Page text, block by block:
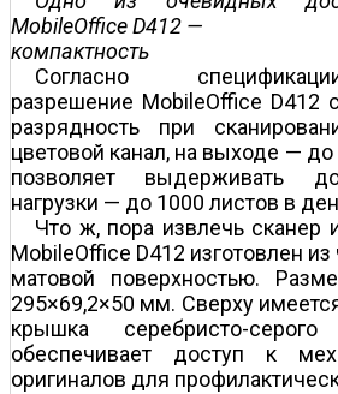
MobileOffice D412 —
компактность
Согласно
разрешение MobileOffice D412
разрядность при
цветовой канал, на выходе — до
позволяет выдерживать
нагрузки — до 1000 листов в
Что ж, пора извлечь сканер
MobileOffice D412 изготовлен из
матовой поверхностью.
295×69,2×50 мм. Сверху
крышка серебристо-
обеспечивает доступ к
оригиналов для